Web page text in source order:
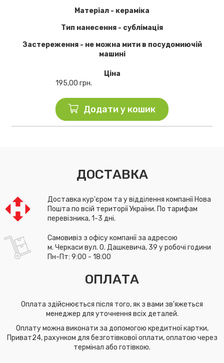
Матеріал - кераміка
Тип нанесення - сублімація
Застереження - не можна мити в посудомиючій
машині
Ціна
195,00 грн.
Додати у кошик
ДОСТАВКА
Доставка кур'єром та у відділення компанії Нова
Пошта по всій території України. По тарифам
перевізника, 1-3 дні.
Самовивіз з офісу компанії за адресою
м. Черкаси вул. О. Дашкевича, 39 у робочі години
Пн-Пт: 9:00 - 18:00
ОПЛАТА
Оплата здійснюється після того, як з вами зв'яжеться
менеджер для уточнення всіх деталей.
Оплату можна виконати за допомогою кредитної картки,
Приват24, рахунком для безготівкової оплати, оплатою через
термінал або готівкою.